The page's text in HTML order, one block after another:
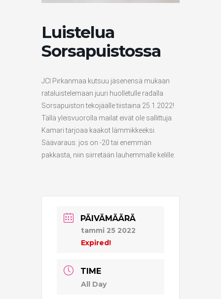
Luistelua
Sorsapuistossa
JCI Pirkanmaa kutsuu jäsenensä mukaan
rataluistelemaan juuri huolletulle radalla
Sorsapuiston tekojäälle tiistaina 25.1.2022!
Tällä yleisvuorolla mailat eivät ole sallittuja.
Kamari tarjoaa kaakot lämmikkeeksi.
Säävaraus: jos on -20 tai enemmän
pakkasta, niin siirretään lauhemmalle kelille.
PÄIVÄMÄÄRÄ
tammi 25 2022
Expired!
TIME
All Day